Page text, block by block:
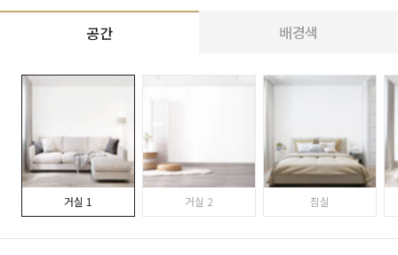
공간 배경색
거실 1 거실 2 침실